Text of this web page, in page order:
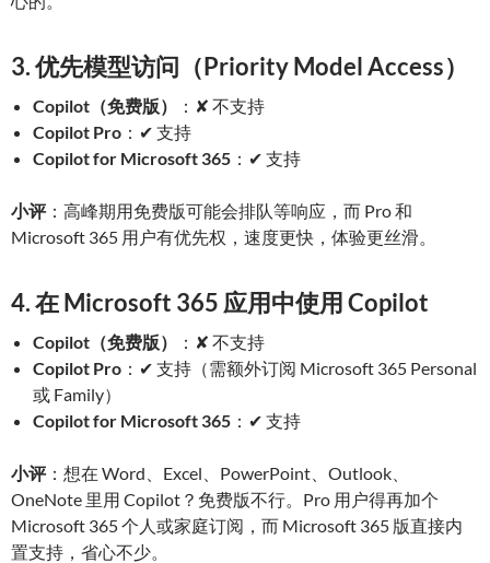
3. 优先模型访问（Priority Model Access）
Copilot（免费版）
：✘ 不支持
Copilot Pro ：✔ 支持
Copilot for Microsoft 365 ：✔ 支持
小评：高峰期用免费版可能会排队等响应，而 Pro 和
Microsoft 365 用户有优先权，速度更快，体验更丝滑。
4. 在 Microsoft 365 应用中使用 Copilot
Copilot（免费版）
：✘ 不支持
Copilot Pro ：✔ 支持（需额外订阅 Microsoft 365 Personal
或 Family）
Copilot for Microsoft 365 ：✔ 支持
小评：想在 Word、Excel、PowerPoint、Outlook、
OneNote 里用 Copilot？免费版不行。Pro 用户得再加个
Microsoft 365 个人或家庭订阅，而 Microsoft 365 版直接内
置支持，省心不少。